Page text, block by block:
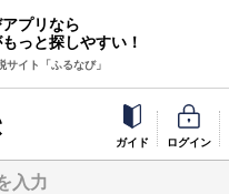
プリなら
っと探しやすい！
サイト「ふるなび」
ガイド ログイン
入力